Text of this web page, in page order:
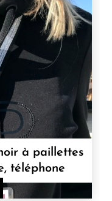
à paillettes
téléphone